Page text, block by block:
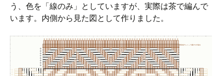
う、色を「線のみ」としていますが、実際は茶で編んで
います。内側から見た図として作りました。